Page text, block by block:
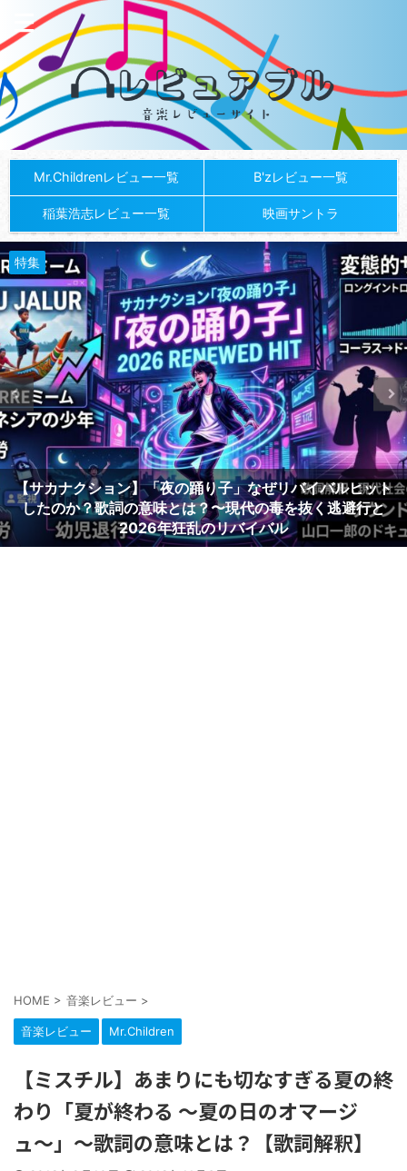
Mr.Childrenレビュー一覧 B'zレビュー一覧
稲葉浩志レビュー一覧 映画サントラ
特集
【サカナクション】「夜の踊り子」なぜリバイバルヒット
したのか？歌詞の意味とは？〜現代の毒を抜く逃避行と
2026年狂乱のリバイバル
HOME > 音楽レビュー >
音楽レビュー Mr.Children
【ミスチル】あまりにも切なすぎる夏の終
わり「夏が終わる 〜夏の日のオマージ
ュ〜」～歌詞の意味とは？【歌詞解釈】